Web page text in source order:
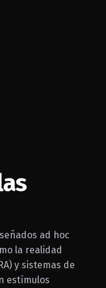
ad hoc
la realidad
y sistemas de
estímulos